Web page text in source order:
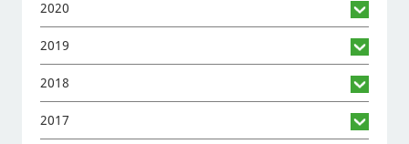
2020
2019
2018
2017